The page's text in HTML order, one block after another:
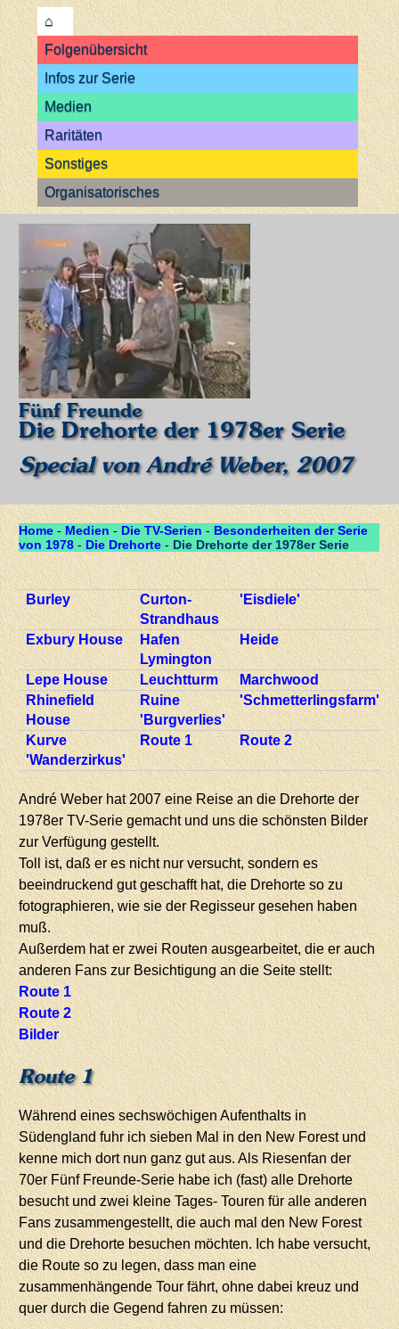
⌂
Folgenübersicht
Infos zur Serie
Medien
Raritäten
Sonstiges
Organisatorisches
Fünf Freunde
Die Drehorte der 1978er Serie
Special von André Weber, 2007
Home - Medien - Die TV-Serien - Besonderheiten der Serie
von 1978 - Die Drehorte - Die Drehorte der 1978er Serie
Burley
Curton-
Strandhaus
'Eisdiele'
Exbury House
Hafen
Lymington
Heide
Lepe House Leuchtturm Marchwood
Rhinefield
House
Ruine
'Burgverlies'
'Schmetterlingsfarm'
Kurve
'Wanderzirkus'
Route 1 Route 2
André Weber hat 2007 eine Reise an die Drehorte der
1978er TV-Serie gemacht und uns die schönsten Bilder
zur Verfügung gestellt.
Toll ist, daß er es nicht nur versucht, sondern es
beeindruckend gut geschafft hat, die Drehorte so zu
fotographieren, wie sie der Regisseur gesehen haben
muß.
Außerdem hat er zwei Routen ausgearbeitet, die er auch
anderen Fans zur Besichtigung an die Seite stellt:
Route 1
Route 2
Bilder
Route 1
Während eines sechswöchigen Aufenthalts in
Südengland fuhr ich sieben Mal in den New Forest und
kenne mich dort nun ganz gut aus. Als Riesenfan der
70er Fünf Freunde-Serie habe ich (fast) alle Drehorte
besucht und zwei kleine Tages- Touren für alle anderen
Fans zusammengestellt, die auch mal den New Forest
und die Drehorte besuchen möchten. Ich habe versucht,
die Route so zu legen, dass man eine
zusammenhängende Tour fährt, ohne dabei kreuz und
quer durch die Gegend fahren zu müssen: